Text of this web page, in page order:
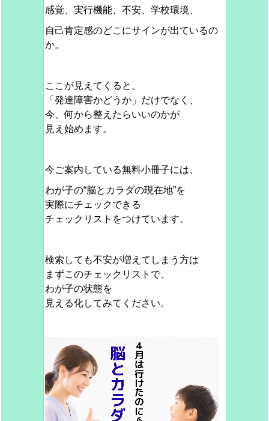
感覚、実行機能、不安、学校環境、
自己肯定感のどこにサインが出ているの
か。
ここが見えてくると、
「発達障害かどうか」だけでなく、
今、何から整えたらいいのかが
見え始めます。
今ご案内している無料小冊子には、
わが子の“脳とカラダの現在地”を
実際にチェックできる
チェックリストをつけています。
検索しても不安が増えてしまう方は
まずこのチェックリストで、
わが子の状態を
見える化してみてください。